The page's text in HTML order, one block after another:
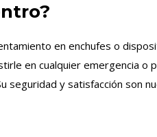
en enchufes o
en cualquier emergencia o
seguridad y satisfacción son